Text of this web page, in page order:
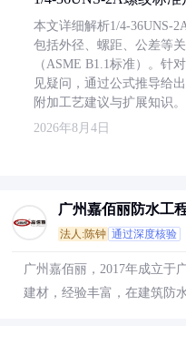
本文详细解析1/4-36UNS-
包括外径、螺距、公差等
（ASME B1.1标准）。针
见疑问，通过公式推导给
附加工艺建议与扩展知识。
2026年8月4日
广州嘉佰丽防水工
法人:陈钟 通过深度核验
广州嘉佰丽，2017年成立于
建材，经验丰富，在建筑防